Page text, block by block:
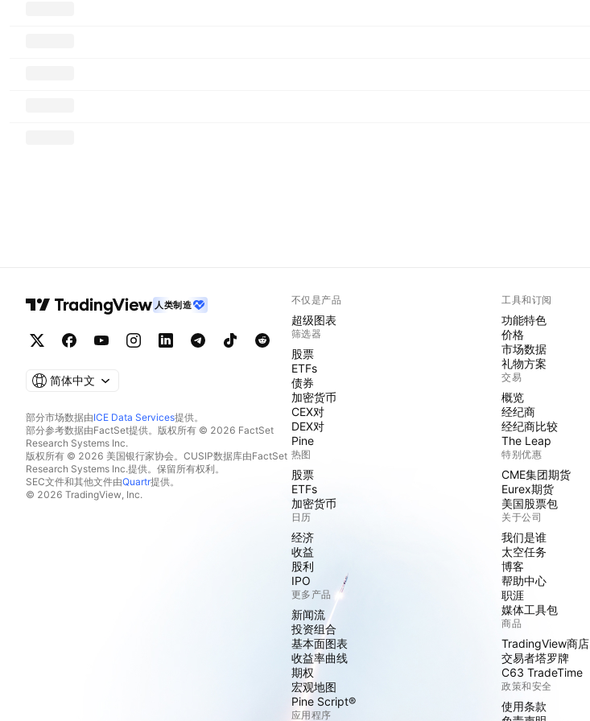
人类制造
简体中文
部分市场数据由ICE Data Services提供。
部分参考数据由FactSet提供。版权所有 © 2026 FactSet
Research Systems Inc.
版权所有 © 2026 美国银行家协会。CUSIP数据库由FactSet
Research Systems Inc.提供。保留所有权利。
SEC文件和其他文件由Quartr提供。
© 2026 TradingView, Inc.
不仅是产品
超级图表
筛选器
股票
ETFs
债券
加密货币
CEX对
DEX对
Pine
热图
股票
ETFs
加密货币
日历
经济
收益
股利
IPO
更多产品
新闻流
投资组合
基本面图表
收益率曲线
期权
宏观地图
Pine Script®
应用程序
工具和订阅
功能特色
价格
市场数据
礼物方案
交易
概览
经纪商
经纪商比较
The Leap
特别优惠
CME集团期货
Eurex期货
美国股票包
关于公司
我们是谁
太空任务
博客
帮助中心
职涯
媒体工具包
商品
TradingView商店
交易者塔罗牌
C63 TradeTime
政策和安全
使用条款